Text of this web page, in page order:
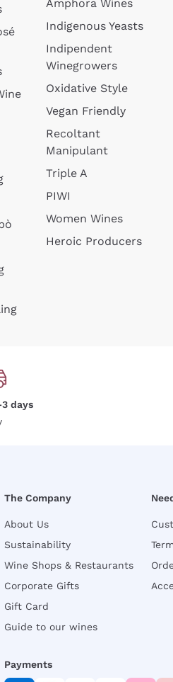
Amphora Wines
Indigenous Yeasts
Indipendent
Winegrowers
Oxidative Style
Vegan Friendly
Recoltant
Manipulant
Triple A
PIWI
Women Wines
Heroic Producers
days
The Company
About Us
Sustainability
Wine Shops & Restaurants
Corporate Gifts
Gift Card
Guide to our wines
Payments